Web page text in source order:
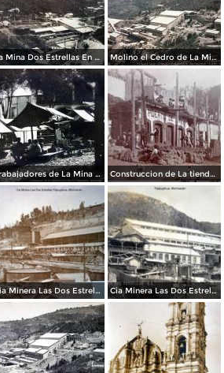
La Mina Dos Estrellas En Tlalpujahua, Michoacán. Molino el Cedro de La Mina Dos Estrellas En Tlalpujahua, Michoacán.
Trabajadores de La Mina Dos Estrellas En Tlalpujahua, Michoacán Construccion de La tienda El puerto de Veracruz.
Cia Minera Las Dos Estrellas Le Cianure Tlalpujahua, Michoacán. Cia Minera Las Dos Estrellas Tlalpujahua, Michoacán.